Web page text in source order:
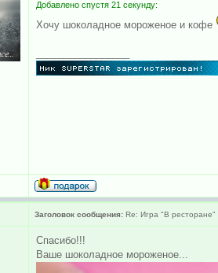
Добавлено спустя 21 секунду:
Хочу шоколадное мороженое и кофе
Заголовок сообщения: Re: Игра "В ресторане"
Спасибо!!!
Ваше шоколадное мороженое...